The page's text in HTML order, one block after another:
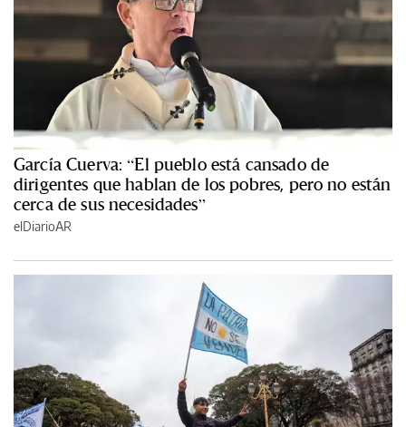
García Cuerva: “El pueblo está cansado de
dirigentes que hablan de los pobres, pero no están
cerca de sus necesidades”
elDiarioAR